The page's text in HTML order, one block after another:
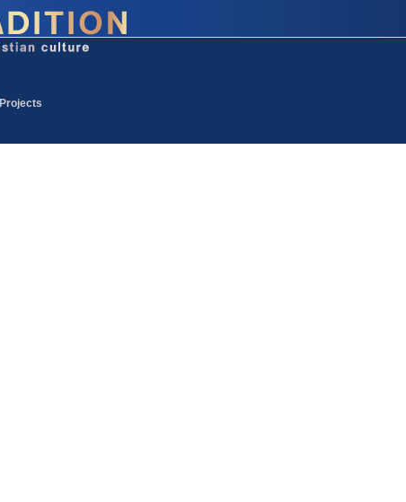
Projects